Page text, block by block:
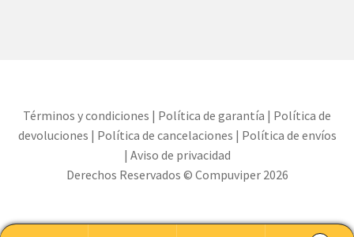
Términos y condiciones | Política de garantía | Política de
devoluciones | Política de cancelaciones | Política de envíos
| Aviso de privacidad
Derechos Reservados © Compuviper 2026